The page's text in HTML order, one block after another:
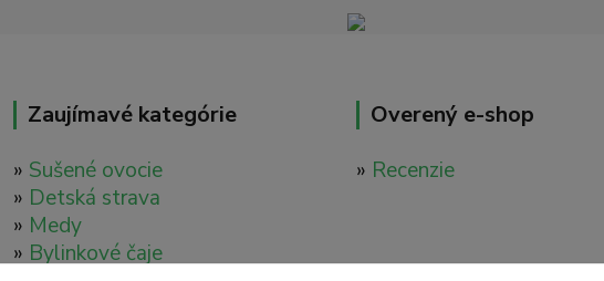
Zaujímavé kategórie
» Sušené ovocie
» Detská strava
» Medy
» Bylinkové čaje
Overený e-shop
» Recenzie